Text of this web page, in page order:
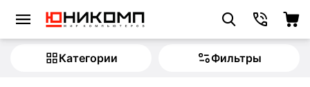
Категории Фильтры